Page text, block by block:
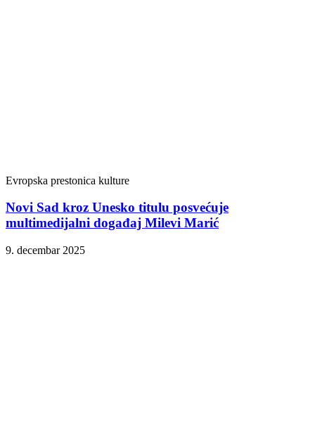
Evropska prestonica kulture
Novi Sad kroz Unesko titulu posvećuje
multimedijalni događaj Milevi Marić
9. decembar 2025